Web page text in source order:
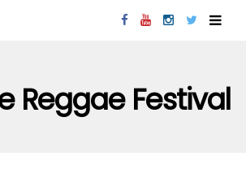
Reggae Festival